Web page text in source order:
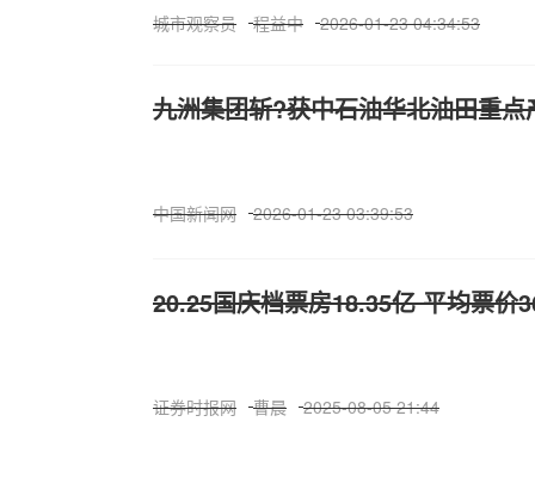
城市观察员 程益中 2026-01-23 04:34:53
九洲集团斩?获中石油华北油田重点
中国新闻网 2026-01-23 03:39:53
20.25国庆档票房18.35亿 平均票价
证券时报网 曹晨 2025-08-05 21:44